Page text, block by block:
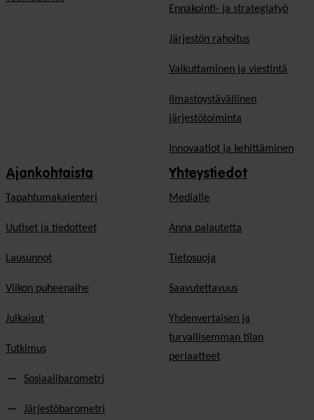
Ennakointi- ja strategiatyö
Järjestön rahoitus
Vaikuttaminen ja viestintä
Ilmastoystävällinen
järjestötoiminta
Innovaatiot ja kehittäminen
Ajankohtaista
Tapahtumakalenteri
Uutiset ja tiedotteet
Lausunnot
Viikon puheenaihe
Julkaisut
Tutkimus
Sosiaalibarometri
Järjestöbarometri
Yhteystiedot
Medialle
Anna palautetta
Tietosuoja
Saavutettavuus
Yhdenvertaisen ja
turvallisemman tilan
periaatteet